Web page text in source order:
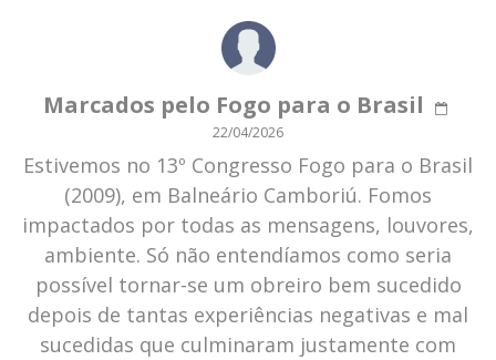
Marcados pelo Fogo para o Brasil
22/04/2026
Estivemos no 13º Congresso Fogo para o Brasil
(2009), em Balneário Camboriú. Fomos
impactados por todas as mensagens, louvores,
ambiente. Só não entendíamos como seria
possível tornar-se um obreiro bem sucedido
depois de tantas experiências negativas e mal
sucedidas que culminaram justamente com